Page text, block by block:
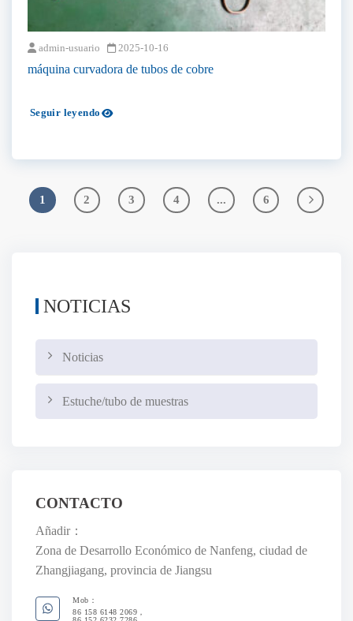
admin-usuario 2025-10-16
máquina curvadora de tubos de cobre
Seguir leyendo
1 2 3 4 ... 6
NOTICIAS
Noticias
Estuche/tubo de muestras
CONTACTO
Añadir：
Zona de Desarrollo Económico de Nanfeng, ciudad de
Zhangjiagang, provincia de Jiangsu
Mob：
86 158 6148 2069，